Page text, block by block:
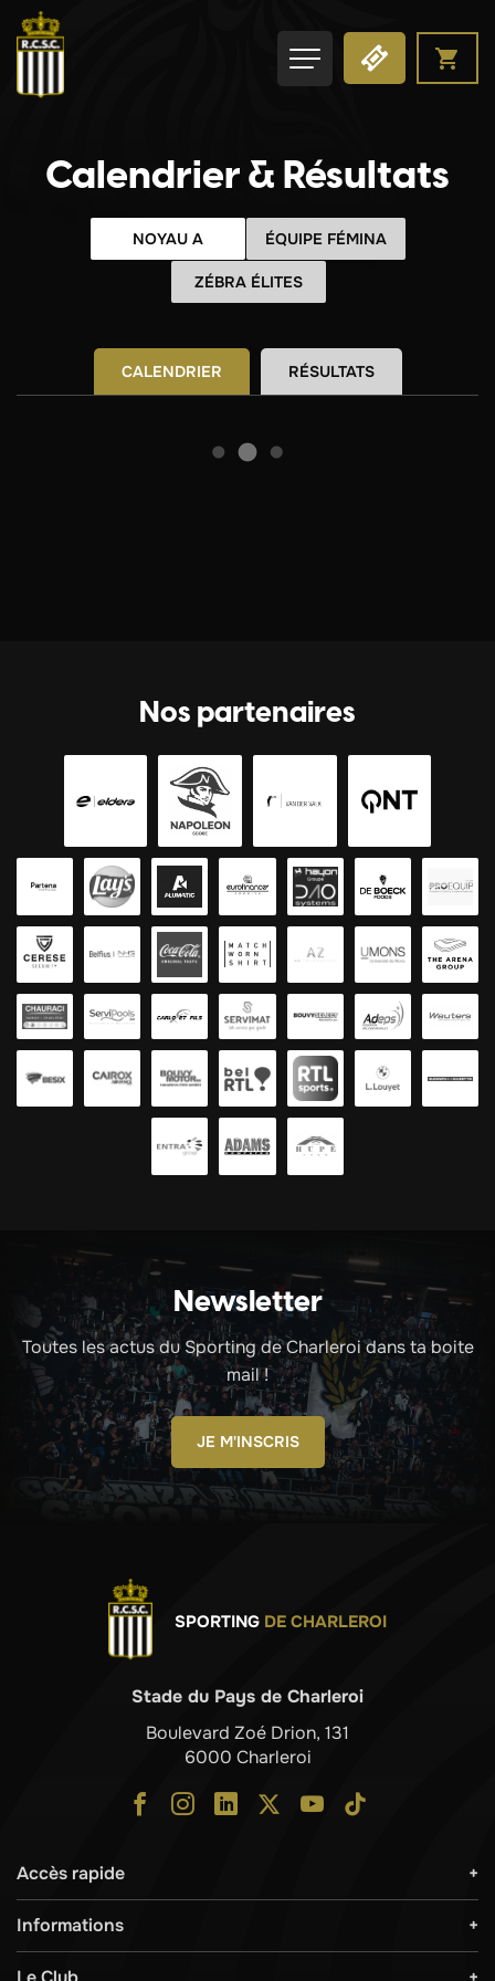
Calendrier & Résultats
NOYAU A ÉQUIPE FÉMINA
ZÉBRA ÉLITES
CALENDRIER RÉSULTATS
Nos partenaires
Newsletter
Toutes les actus du Sporting de Charleroi dans ta boite
mail !
JE M'INSCRIS
SPORTING DE CHARLEROI
Stade du Pays de Charleroi
Boulevard Zoé Drion, 131
6000 Charleroi
Accès rapide
Informations